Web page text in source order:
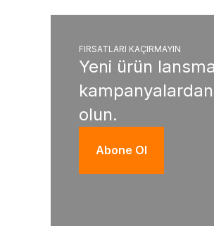
FIRSATLARI KAÇIRMAYIN
Yeni ürün
olun.
Abone Ol